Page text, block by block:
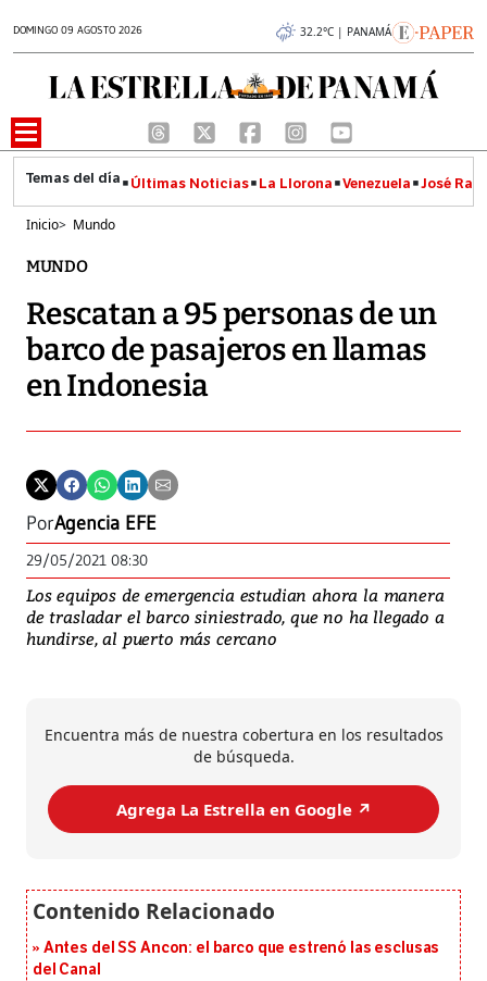
DOMINGO 09 AGOSTO 2026 32.2°C | PANAMÁ
Últimas Noticias La Llorona Venezuela José
Inicio> Mundo
MUNDO
Rescatan a 95 personas de un
barco de pasajeros en llamas
en Indonesia
PorAgencia EFE
29/05/2021 08:30
Los equipos de emergencia estudian ahora la manera
de trasladar el barco siniestrado, que no ha llegado a
hundirse, al puerto más cercano
Encuentra más de nuestra cobertura en los resultados
de búsqueda.
Agrega La Estrella en Google ↗️
Antes del SS Ancon: el barco que estrenó las esclusas
del Canal